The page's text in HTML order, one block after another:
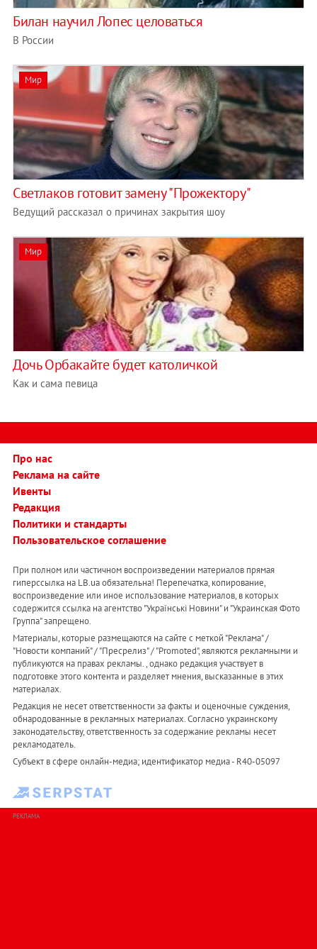
Билан научил Лопес целоваться
В России
Мир
Светлаков готовит замену "Прожектору"
Ведущий рассказал о причинах закрытия шоу
Мир
Дочь Орбакайте будет католичкой
Как и сама певица
Про нас
Реклама на сайте
Ивенты
Редакция
Политики и стандарты
Пользовательское соглашение
При полном или частичном воспроизведении материалов прямая
гиперссылка на LB.ua обязательна! Перепечатка, копирование,
воспроизведение или иное использование материалов, в которых
содержится ссылка на агентство "Українськi Новини" и "Украинская Фото
Группа" запрещено.
Материалы, которые размещаются на сайте с меткой "Реклама" /
"Новости компаний" / "Пресрелиз" / "Promoted", являются рекламными и
публикуются на правах рекламы. , однако редакция участвует в
подготовке этого контента и разделяет мнения, высказанные в этих
материалах.
Редакция не несет ответственности за факты и оценочные суждения,
обнародованные в рекламных материалах. Согласно украинскому
законодательству, ответственность за содержание рекламы несет
рекламодатель.
Субъект в сфере онлайн-медиа; идентификатор медиа - R40-05097
РЕКЛАМА